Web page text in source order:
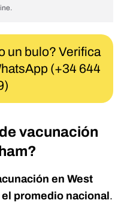
un bulo? Verifica
(+34 644
vacunación
en West
promedio nacional .